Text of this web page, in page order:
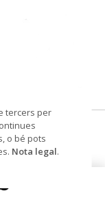
de cinema
tercers per
o bé pots
Nota legal.